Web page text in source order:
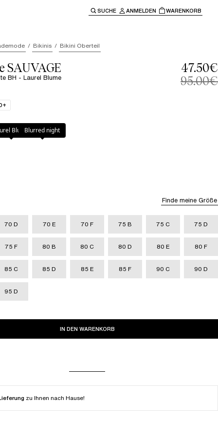
oder "Escape" um zur Hauptnavigation
SUCHE ANMELDEN WARENKORB
Bikinis Bikini Oberteil
SAUVAGE
BH - Laurel Blume
47.50€
95.00€
BlumeBlurred night
Finde meine Größe
70 D 70 E 70 F 75 B 75 C 75 D
75 F 80 B 80 C 80 D 80 E 80 F
85 C 85 D 85 E 85 F 90 C 90 D
95 D
IN DEN WARENKORB
zu Ihnen nach Hause!